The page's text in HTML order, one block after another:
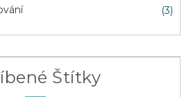
(3)
Štítky